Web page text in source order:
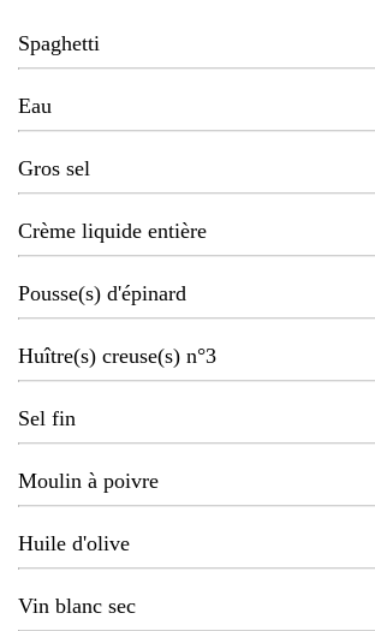
Spaghetti
Eau
Gros sel
Crème liquide entière
Pousse(s) d'épinard
Huître(s) creuse(s) n°3
Sel fin
Moulin à poivre
Huile d'olive
Vin blanc sec